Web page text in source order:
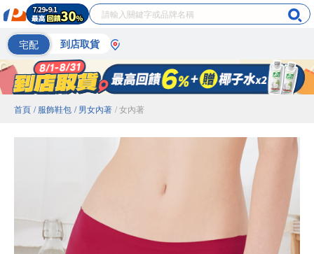
宅配 到店取貨
首頁 / 服飾鞋包 / 男女內著 / 女內著